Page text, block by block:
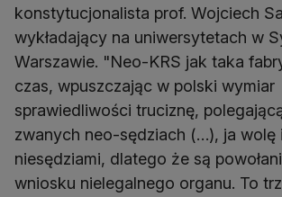
konstytucjonalista prof. Wojciech
wykładający na uniwersytetach w
Warszawie. "Neo-KRS jak taka
czas, wpuszczając w polski wymiar
sprawiedliwości truciznę,
zwanych neo-sędziach (…), ja wolę
niesędziami, dlatego że są
wniosku nielegalnego organu. To